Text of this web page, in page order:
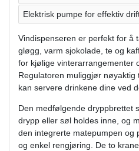
Elektrisk pumpe for effektiv
Vindispenseren er perfekt for å
gløgg, varm sjokolade, te og
for kjølige vinterarrangementer
Regulatoren muliggjør
kan servere drinkene dine ved
Den medfølgende dryppbrettet
drypp eller søl holdes inne, og
den integrerte matepumpen og
og enkel rengjøring. De to